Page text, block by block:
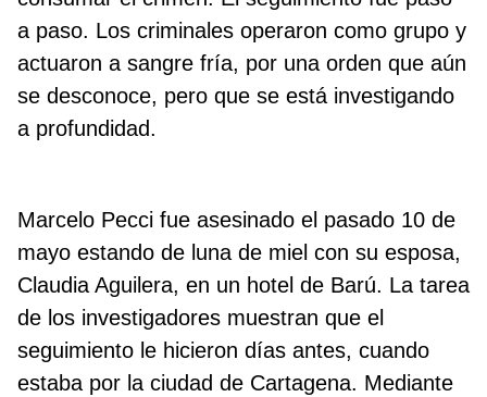
a paso. Los criminales operaron como grupo y
actuaron a sangre fría, por una orden que aún
se desconoce, pero que se está investigando
a profundidad.
Marcelo Pecci fue asesinado el pasado 10 de
mayo estando de luna de miel con su esposa,
Claudia Aguilera, en un hotel de Barú. La tarea
de los investigadores muestran que el
seguimiento le hicieron días antes, cuando
estaba por la ciudad de Cartagena. Mediante